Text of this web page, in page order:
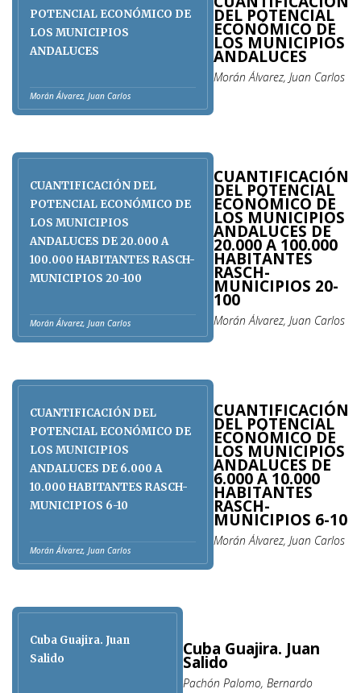
POTENCIAL ECONÓMICO DE
LOS MUNICIPIOS
ANDALUCES
Morán Álvarez, Juan Carlos
DEL POTENCIAL
ECONÓMICO DE
LOS MUNICIPIOS
ANDALUCES
Morán Álvarez, Juan Carlos
CUANTIFICACIÓN DEL
POTENCIAL ECONÓMICO DE
LOS MUNICIPIOS
ANDALUCES DE 20.000 A
100.000 HABITANTES RASCH-
MUNICIPIOS 20-100
Morán Álvarez, Juan Carlos
CUANTIFICACIÓN
DEL POTENCIAL
ECONÓMICO DE
LOS MUNICIPIOS
ANDALUCES DE
20.000 A 100.000
HABITANTES
RASCH-
MUNICIPIOS 20-
100
Morán Álvarez, Juan Carlos
CUANTIFICACIÓN DEL
POTENCIAL ECONÓMICO DE
LOS MUNICIPIOS
ANDALUCES DE 6.000 A
10.000 HABITANTES RASCH-
MUNICIPIOS 6-10
Morán Álvarez, Juan Carlos
CUANTIFICACIÓN
DEL POTENCIAL
ECONÓMICO DE
LOS MUNICIPIOS
ANDALUCES DE
6.000 A 10.000
HABITANTES
RASCH-
MUNICIPIOS 6-10
Morán Álvarez, Juan Carlos
Cuba Guajira. Juan
Salido
Cuba Guajira. Juan
Salido
Pachón Palomo, Bernardo